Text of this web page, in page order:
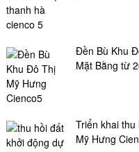
Đền Bù Khu
Mặt Bằng từ
Triển khai
Mỹ Hưng